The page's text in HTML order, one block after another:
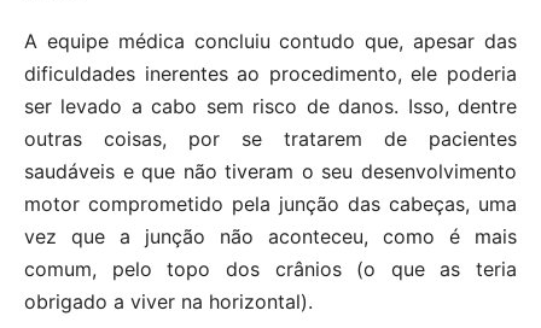
A equipe médica concluiu contudo que, apesar das
dificuldades inerentes ao procedimento, ele poderia
ser levado a cabo sem risco de danos. Isso, dentre
outras coisas, por se tratarem de pacientes
saudáveis e que não tiveram o seu desenvolvimento
motor comprometido pela junção das cabeças, uma
vez que a junção não aconteceu, como é mais
comum, pelo topo dos crânios (o que as teria
obrigado a viver na horizontal).